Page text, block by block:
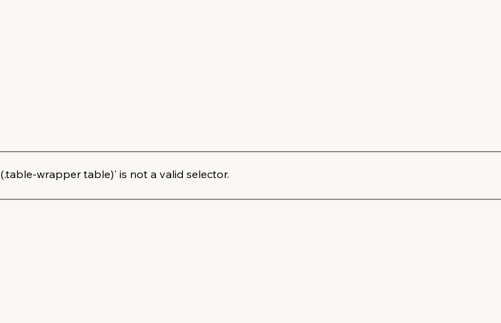
wrapper table)' is not a valid selector.